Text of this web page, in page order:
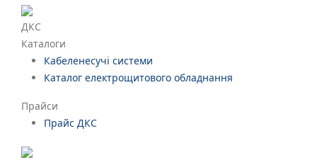
ДКС
Каталоги
Кабеленесучі системи
Каталог електрощитового обладнання
Прайси
Прайс ДКС